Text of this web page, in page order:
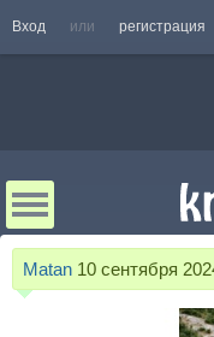
Вход или регистрация
Matan 10 сентября